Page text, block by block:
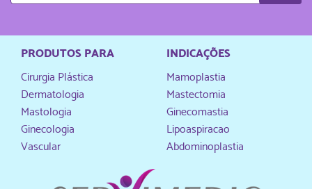
PRODUTOS PARA
Cirurgia Plástica
Dermatologia
Mastologia
Ginecologia
Vascular
INDICAÇÕES
Mamoplastia
Mastectomia
Ginecomastia
Lipoaspiracao
Abdominoplastia